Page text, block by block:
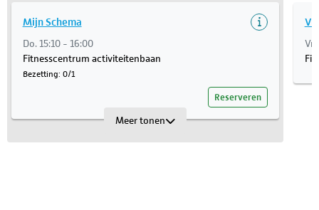
Mijn Schema
Do. 15:10 - 16:00
Fitnesscentrum activiteitenbaan
Bezetting: 0/1
Reserveren
Meer tonen
Vr.